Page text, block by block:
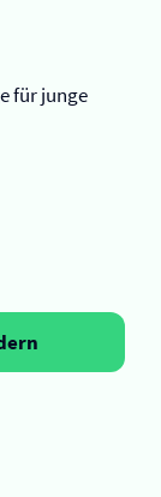
für junge